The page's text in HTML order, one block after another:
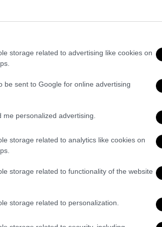
storage related to advertising like cookies on
be sent to Google for online advertising
personalized advertising.
storage related to analytics like cookies on
storage related to functionality of the website
storage related to personalization.
για τη χώρα όπως η